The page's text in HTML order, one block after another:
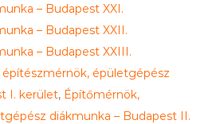
– Budapest XXI.
– Budapest XXII.
– Budapest XXIII.
épületgépész
I. kerület, Építőmérnök,
diákmunka – Budapest II.